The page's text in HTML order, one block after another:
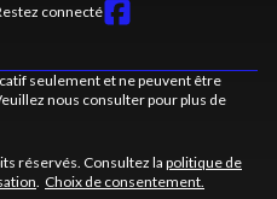
connecté
seulement et ne peuvent être
nous consulter pour plus de
réservés. Consultez la politique de
Choix de consentement.